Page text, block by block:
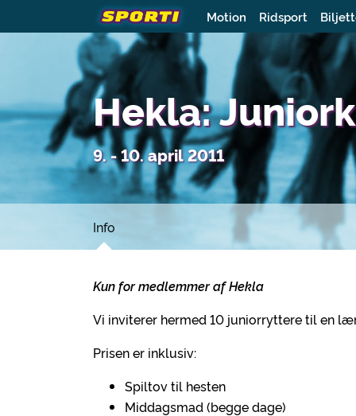
Motion Ridsport
Hekla:
9. - 10. april 2011
Info
Kun for medlemmer af Hekla
Vi inviterer hermed 10 juniorryttere til en
Prisen er inklusiv:
Spiltov til hesten
Middagsmad (begge dage)